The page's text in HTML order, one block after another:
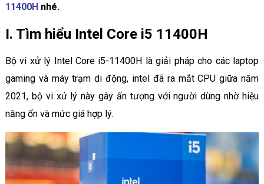
11400Hnhé.
I. Tìm hiểu Intel Core i5 11400H
Bộ vi xử lý Intel Core i5-11400H là giải pháp cho các laptop
gaming và máy trạm di động, intel đã ra mắt CPU giữa năm
2021, bộ vi xử lý này gây ấn tượng với người dùng nhờ hiệu
năng ổn và mức giá hợp lý.